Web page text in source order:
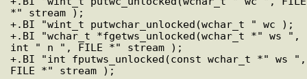
*" stream );
+.BI "wint_t putwchar_unlocked(wchar_t " wc );
+.BI "wchar_t *fgetws_unlocked(wchar_t *" ws ",
int " n ", FILE *" stream );
+.BI "int fputws_unlocked(const wchar_t *" ws ",